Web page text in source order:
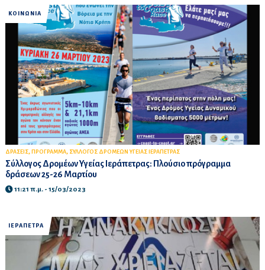
ΚΟΙΝΩΝΙΑ
ΔΡΑΣΕΙΣ, ΠΡΟΓΡΑΜΜΑ, ΣΥΛΛΟΓΟΣ ΔΡΟΜΕΩΝ ΥΓΕΙΑΣ ΙΕΡΑΠΕΤΡΑΣ
Σύλλογος Δρομέων Υγείας Ιεράπετρας: Πλούσιο πρόγραμμα
δράσεων 25-26 Μαρτίου
11:21 π.μ. - 15/03/2023
ΙΕΡΑΠΕΤΡΑ